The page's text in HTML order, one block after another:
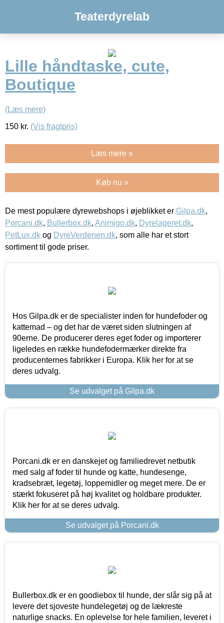
Teaterdyrelab
Lille håndtaske, cute,
Boutique
(Læs mere)
150 kr. (Vis fragtpris)
Læs mere »
Køb nu »
De mest populære dyrewebshops i øjeblikket er Gilpa.dk,
Porcani.dk, Bullerbox.dk, Animigo.dk, Dyrelageret.dk,
PetLux.dk og DyreVerdenen.dk, som alle har et stort
sortiment til gode priser.
Hos Gilpa.dk er de specialister inden for hundefoder og
kattemad – og det har de været siden slutningen af
90erne. De producerer deres eget foder og importerer
ligeledes en række hundefodermærker direkte fra
producenternes fabrikker i Europa. Klik her for at se
deres udvalg.
Se udvalget på Gilpa.dk
Porcani.dk er en danskejet og familiedrevet netbutik
med salg af foder til hunde og katte, hundesenge,
kradsebræt, legetøj, loppemidler og meget mere. De er
stærkt fokuseret på høj kvalitet og holdbare produkter.
Klik her for at se deres udvalg.
Se udvalget på Porcani.dk
Bullerbox.dk er en goodiebox til hunde, der slår sig på at
levere det sjoveste hundelegetøj og de lækreste
naturlige snacks. En oplevelse for hele familien, leveret i